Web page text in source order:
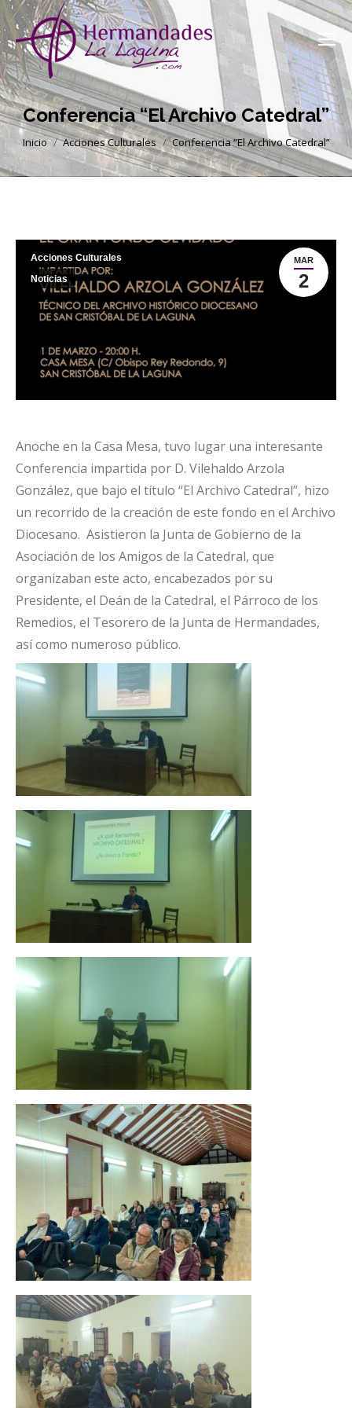
Conferencia “El Archivo Catedral”
Estás aquí:
Inicio Acciones Culturales Conferencia “El Archivo Catedral”
MAR
2
Acciones Culturales
Noticias
Anoche en la Casa Mesa, tuvo lugar una interesante
Conferencia impartida por D. Vilehaldo Arzola
González, que bajo el título “El Archivo Catedral”, hizo
un recorrido de la creación de este fondo en el Archivo
Diocesano. Asistieron la Junta de Gobierno de la
Asociación de los Amigos de la Catedral, que
organizaban este acto, encabezados por su
Presidente, el Deán de la Catedral, el Párroco de los
Remedios, el Tesorero de la Junta de Hermandades,
así como numeroso público.